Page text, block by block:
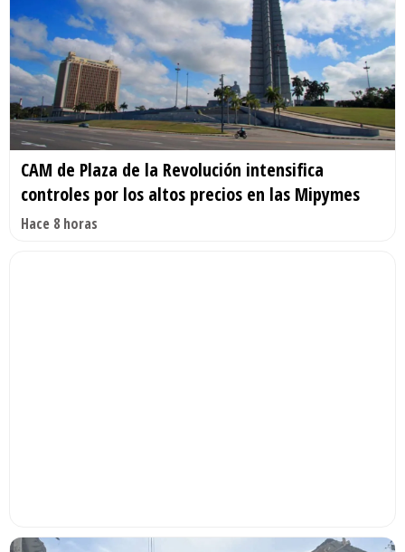
CAM de Plaza de la Revolución intensifica
controles por los altos precios en las Mipymes
Hace 8 horas